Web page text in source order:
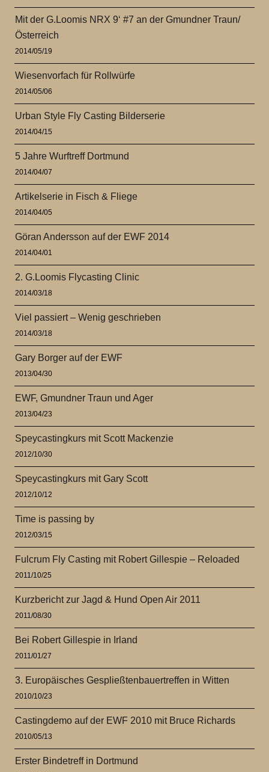
Mit der G.Loomis NRX 9‘ #7 an der Gmundner Traun/
Österreich
2014/05/19
Wiesenvorfach für Rollwürfe
2014/05/06
Urban Style Fly Casting Bilderserie
2014/04/15
5 Jahre Wurftreff Dortmund
2014/04/07
Artikelserie in Fisch & Fliege
2014/04/05
Göran Andersson auf der EWF 2014
2014/04/01
2. G.Loomis Flycasting Clinic
2014/03/18
Viel passiert – Wenig geschrieben
2014/03/18
Gary Borger auf der EWF
2013/04/30
EWF, Gmundner Traun und Ager
2013/04/23
Speycastingkurs mit Scott Mackenzie
2012/10/30
Speycastingkurs mit Gary Scott
2012/10/12
Time is passing by
2012/03/15
Fulcrum Fly Casting mit Robert Gillespie – Reloaded
2011/10/25
Kurzbericht zur Jagd & Hund Open Air 2011
2011/08/30
Bei Robert Gillespie in Irland
2011/01/27
3. Europäisches Gespließtenbauertreffen in Witten
2010/10/23
Castingdemo auf der EWF 2010 mit Bruce Richards
2010/05/13
Erster Bindetreff in Dortmund